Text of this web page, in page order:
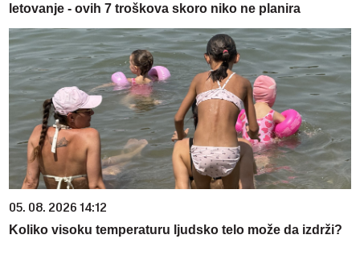
letovanje - ovih 7 troškova skoro niko ne planira
05. 08. 2026 14:12
Koliko visoku temperaturu ljudsko telo može da izdrži?